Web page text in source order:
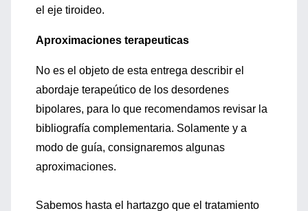
el eje tiroideo.
Aproximaciones terapeuticas
No es el objeto de esta entrega describir el
abordaje terapeútico de los desordenes
bipolares, para lo que recomendamos revisar la
bibliografía complementaria. Solamente y a
modo de guía, consignaremos algunas
aproximaciones.
Sabemos hasta el hartazgo que el tratamiento